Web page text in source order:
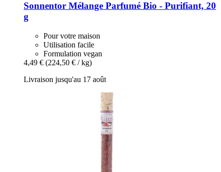
Sonnentor Mélange Parfumé Bio -​ Purifiant, 20
g
Pour votre maison
Utilisation facile
Formulation vegan
4,49 € (224,50 € / kg)
Livraison jusqu'au 17 août